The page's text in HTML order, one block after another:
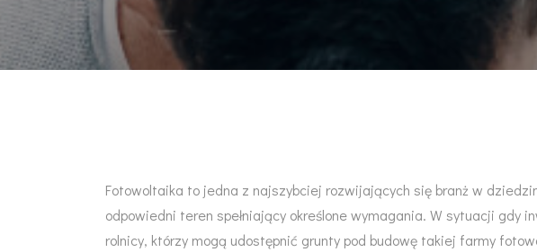
Fotowoltaika to jedna z najszybciej rozwijających się branż w
odpowiedni teren spełniający określone wymagania. W sytuacji gdy
rolnicy, którzy mogą udostępnić grunty pod budowę takiej farmy